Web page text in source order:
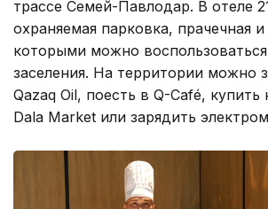
трассе Семей-Павлодар. В отеле
охраняемая парковка, прачечная
которыми можно воспользоваться
заселения. На территории можно
Qazaq Oil, поесть в Q-Café,
Dala Market или зарядить